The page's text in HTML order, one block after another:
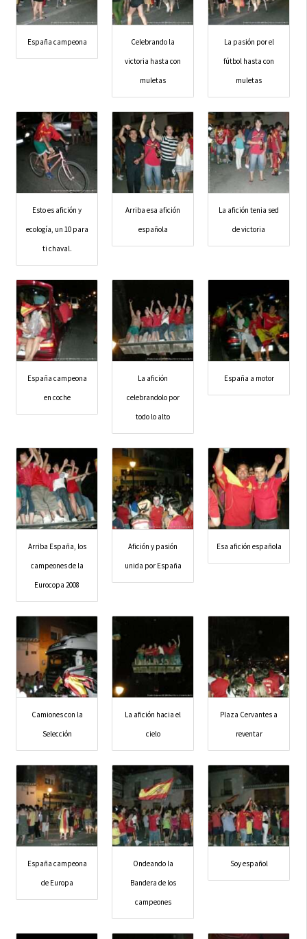
España campeona
Celebrando la
victoria hasta con
muletas
La pasión por el
fútbol hasta con
muletas
Esto es afición y
ecología, un 10 para
ti chaval.
Arriba esa afición
española
La afición tenia sed
de victoria
España campeona
en coche
La afición
celebrandolo por
todo lo alto
España a motor
Arriba España, los
campeones de la
Eurocopa 2008
Afición y pasión
unida por España
Esa afición española
Camiones con la
Selección
La afición hacia el
cielo
Plaza Cervantes a
reventar
España campeona
de Europa
Ondeando la
Bandera de los
campeones
Soy español